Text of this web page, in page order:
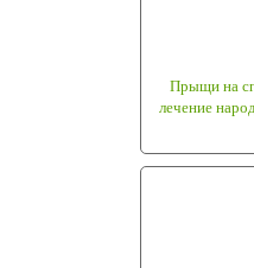
Прыщи на
лечение